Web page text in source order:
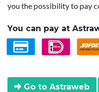
you the possibility to pay
You can pay at
Go to Astraweb